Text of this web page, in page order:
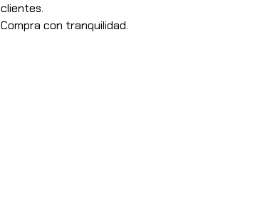
clientes.
Compra con tranquilidad.